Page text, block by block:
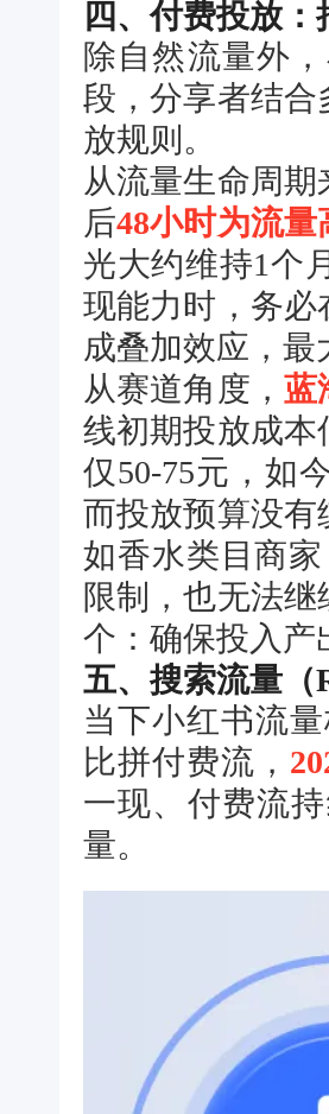
四、付费投放
除自然流量外
段，分享者结
放规则。
从流量生命周
后48小时为流量
光大约维持1个
现能力时，务必
成叠加效应，最
从赛道角度， 蓝
线初期投放成
仅50-75元，如
而投放预算没
如香水类目商
限制，也无法
个：确保投入产
五、搜索流量（
当下小红书流
比拼付费流，
一现、付费流
量。